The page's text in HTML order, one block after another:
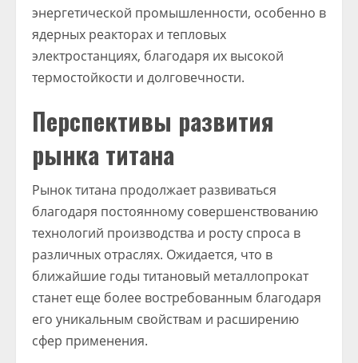
энергетической промышленности, особенно в
ядерных реакторах и тепловых
электростанциях, благодаря их высокой
термостойкости и долговечности.
Перспективы развития
рынка титана
Рынок титана продолжает развиваться
благодаря постоянному совершенствованию
технологий производства и росту спроса в
различных отраслях. Ожидается, что в
ближайшие годы титановый металлопрокат
станет еще более востребованным благодаря
его уникальным свойствам и расширению
сфер применения.